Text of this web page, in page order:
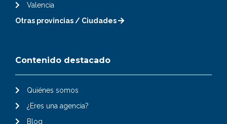
Valencia
Otras provincias / Ciudades
Contenido destacado
Quiénes somos
¿Eres una agencia?
Blog